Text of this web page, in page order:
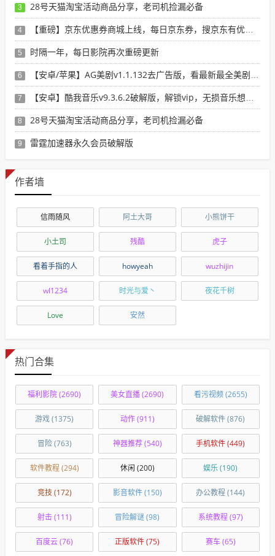
3 28号天猫淘宝活动商品分享，老司机捡漏必备
4 【重磅】京东优惠券商城上线，每日京东券，搜京东有优惠的商品
5 时隔一年，每日影院再次重磅更新
6 【安卓/苹果】AG美剧v1.1.132去广告版，看最新最全美剧选这个就行了！
7 【安卓】酷我音乐v9.3.6.2破解版，解锁vip，无损音乐想下就下！
8 28号天猫淘宝活动商品分享，老司机捡漏必备
9 雷霆加速器永久会员破解版
作者墙
信雨随风 阿土大哥 小熊饼干
小土司 残酷 虎子
看着手指的人 howyeah wuzhijin
wl1234 时光与爱丶 夜花千树
Love 安然
热门合集
福利影院(2690) 美女直播(2690) 看污视频(2655)
游戏(1375) 动作(911) 破解软件(876)
冒险(763) 神器推荐(540) 手机软件(449)
软件教程(294) 休闲 (200) 娱乐(190)
竞技(172) 影音软件(150) 办公教程(144)
射击(111) 冒险解谜(98) 系统教程(97)
百度云(76) 正版软件(75) 赛车(65)